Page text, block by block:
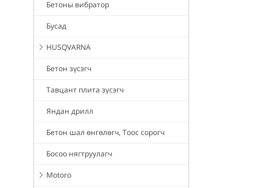
Бетоны вибратор
Бусад
HUSQVARNA
Бетон зүсэгч
Тавцант плита зүсэгч
Яндан дрилл
Бетон шал өнгөлөгч, Тоос сорогч
Босоо нягтруулагч
Motoro